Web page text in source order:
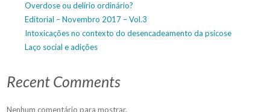
Overdose ou delírio ordinário?
Editorial – Novembro 2017 – Vol.3
Intoxicações no contexto do desencadeamento da psicose
Laço social e adições
Recent Comments
Nenhum comentário para mostrar.